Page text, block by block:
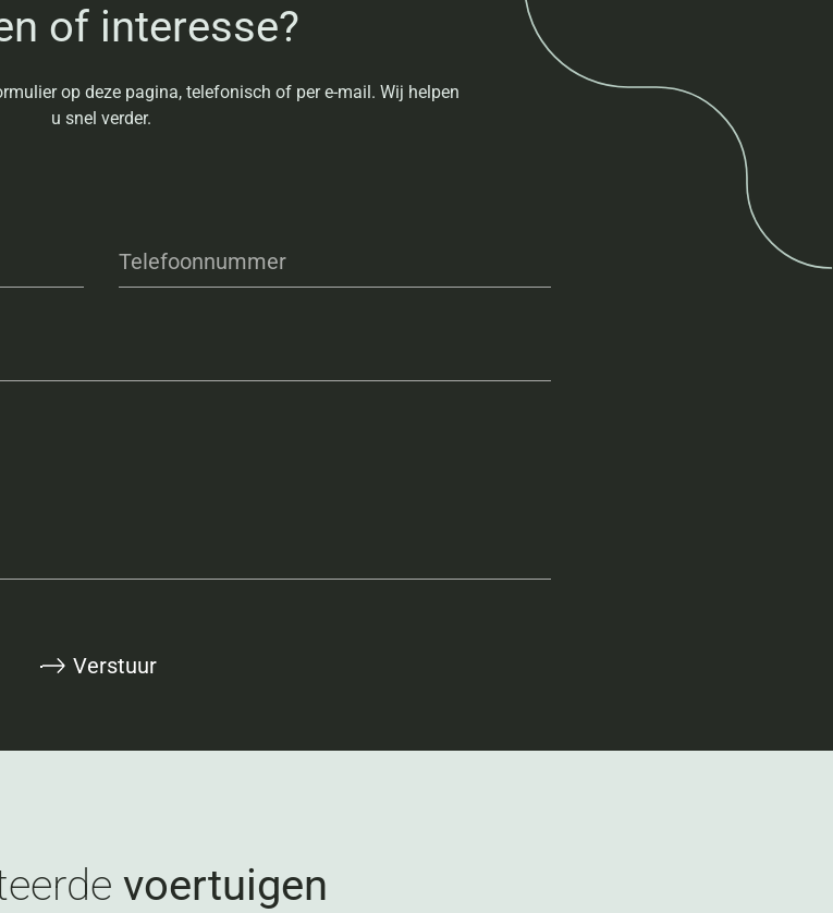
of interesse?
op deze pagina, telefonisch of per e-mail. Wij helpen
u snel verder.
Telefoonnummer
Verstuur
voertuigen